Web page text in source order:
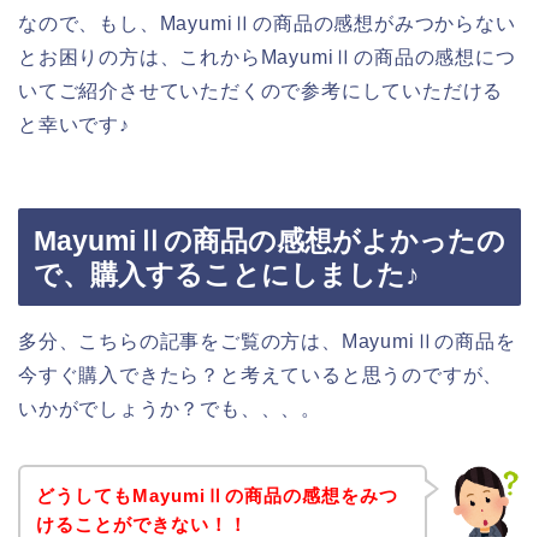
なので、もし、MayumiⅡの商品の感想がみつからない
とお困りの方は、これからMayumiⅡの商品の感想につ
いてご紹介させていただくので参考にしていただける
と幸いです♪
MayumiⅡの商品の感想がよかったの
で、購入することにしました♪
多分、こちらの記事をご覧の方は、MayumiⅡの商品を
今すぐ購入できたら？と考えていると思うのですが、
いかがでしょうか？でも、、、。
どうしてもMayumiⅡの商品の感想をみつ
けることができない！！